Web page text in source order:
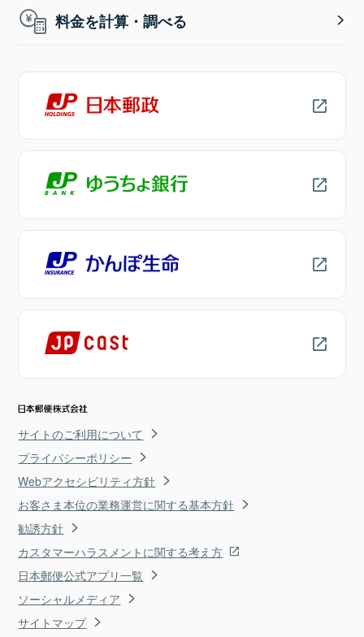
料金を計算・調べる
サイトのご利用について
プライバシーポリシー
Webアクセシビリティ方針
お客さま本位の業務運営に関する基本方針
勧誘方針
カスタマーハラスメントに関する考え方
日本郵便公式アプリ一覧
ソーシャルメディア
サイトマップ